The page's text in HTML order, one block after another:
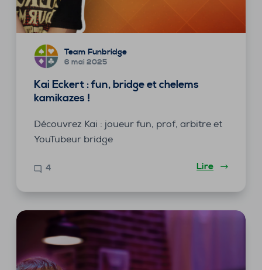
Team Funbridge
6 mai 2025
Kai Eckert : fun, bridge et chelems
kamikazes !
Découvrez Kai : joueur fun, prof, arbitre et
YouTubeur bridge
4 Lire